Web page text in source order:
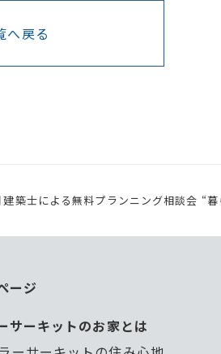
へ戻る
建築士による無料プランニング相談会 “
ージ
サーキットのお家とは